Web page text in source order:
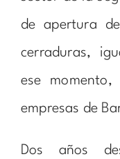
de apertura
cerraduras,
ese
empresas de
Dos años